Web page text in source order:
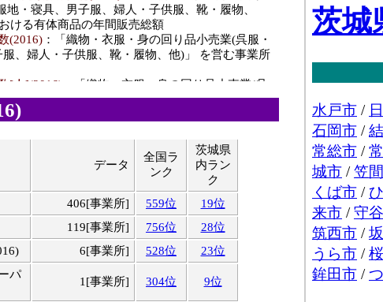
数
58 498位 17位
数
321[人] 525位 19位
7,329[㎡] 429位 15位
139 542位 21位
691[人] 623位 27位
販
193[百万円] 941位 35位
5 836位 31位
21[人]
地・寝具、男子服、婦人・子供服、靴・履物、
ける有体商品の年間販売総額
(2016) ：「織物・衣服・身の回り品小売業(呉服・
服、婦人・子供服、靴・履物、他)」 を営む事業所
[人](2016)
：「織物・衣服・身の回り品小売業(呉
子服、婦人・子供服、靴・履物、他)」 の業務に
、男子服、婦人・子供服、靴・履物、他)」 の商
に使用する売場の延床面積
売額[百万円](2016)
：「飲食料品小売業(各種食料
肉、鮮魚、酒、菓子・パン、他)」 の事業所にお
販売総額
：「飲食料品小売業(各種食料品、野菜・果
酒、菓子・パン、他)」 を営む事業所の数
](2016)
：「飲食料品小売業(各種食料品、野菜・
酒、菓子・パン、他)」 の業務に従事している人
[㎡](2016)
データ
全国ラ
ンク
茨城県
内ラン
ク
406[事業所] 559位
19位
119[事業所] 756位
28位
6[事業所] 528位
23位
パ
1[事業所] 304位 9位